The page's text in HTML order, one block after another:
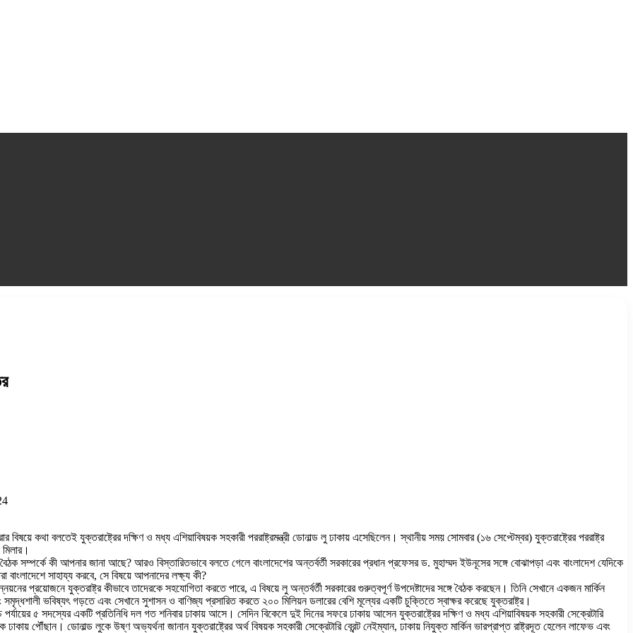
বিষয়ে কথা বলতেই যুক্তরাষ্ট্রের দক্ষিণ ও মধ্য এশিয়াবিষয়ক সহকারী পররাষ্ট্রমন্ত্রী ডোনাল্ড লু ঢাকায় এসেছিলেন। স্থানীয় সময় সোমবার (১৬ সেপ্টেম্বর) যুক্তরাষ্ট্রের পররাষ্ট্র
সম্পর্কে কী আপনার জানা আছে? আরও বিস্তারিতভাবে বলতে গেলে বাংলাদেশের অন্তর্বর্তী সরকারের প্রধান প্রফেসর ড. মুহাম্মদ ইউনূসের সঙ্গে বোঝাপড়া এবং বাংলাদেশ যেদিকে
বাংলাদেশে সাহায্য করবে, সে বিষয়ে আপনাদের লক্ষ্য কী?
প্রয়োজনে যুক্তরাষ্ট্র কীভাবে তাদেরকে সহযোগিতা করতে পারে, এ বিষয়ে লু অন্তর্বর্তী সরকারের গুরুত্বপূর্ণ উপদেষ্টাদের সঙ্গে বৈঠক করছেন। তিনি সেখানে একজন মার্কিন
ভবিষ্যৎ গড়তে এবং সেখানে সুশাসন ও বাণিজ্য প্রসারিত করতে ২০০ মিলিয়ন ডলারের বেশি মূল্যের একটি চুক্তিতে স্বাক্ষর করেছে যুক্তরাষ্ট্র।
পর্যায়ের ৫ সদস্যের একটি প্রতিনিধি দল গত শনিবার ঢাকায় আসে। সেদিন বিকেলে দুই দিনের সফরে ঢাকায় আসেন যুক্তরাষ্ট্রের দক্ষিণ ও মধ্য এশিয়াবিষয়ক সহকারী সেক্রেটারি
পৌঁছান। ডোনাল্ড লুকে উষ্ণ অভ্যর্থনা জানান যুক্তরাষ্ট্রের অর্থ বিষয়ক সহকারী সেক্রেটারি ব্রেন্ট নেইম্যান, ঢাকায় নিযুক্ত মার্কিন ভারপ্রাপ্ত রাষ্ট্রদূত হেলেন লাফেভ এবং